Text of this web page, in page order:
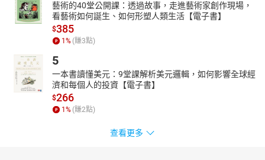
藝術的40堂公開課：透過故事，走進藝術家創作現場，
看藝術如何誕生、如何形塑人類生活【電子書】
$385
1 % (賺3點)
5
一本書讀懂美元：9堂課解析美元邏輯，如何影響全球經
濟和每個人的投資【電子書】
$266
1 % (賺2點)
查看更多